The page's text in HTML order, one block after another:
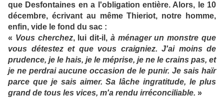
que Desfontaines en a l'obligation entière. Alors, le 10
décembre, écrivant au même Thieriot, notre homme,
enfin, vide le fond du sac :
« Vous cherchez, lui dit-il, à ménager un monstre que
vous détestez et que vous craigniez. J'ai moins de
prudence, je le hais, je le méprise, je ne le crains pas, et
je ne perdrai aucune occasion de le punir. Je sais haïr
parce que je sais aimer. Sa lâche ingratitude, le plus
grand de tous les vices, m'a rendu irréconciliable. »